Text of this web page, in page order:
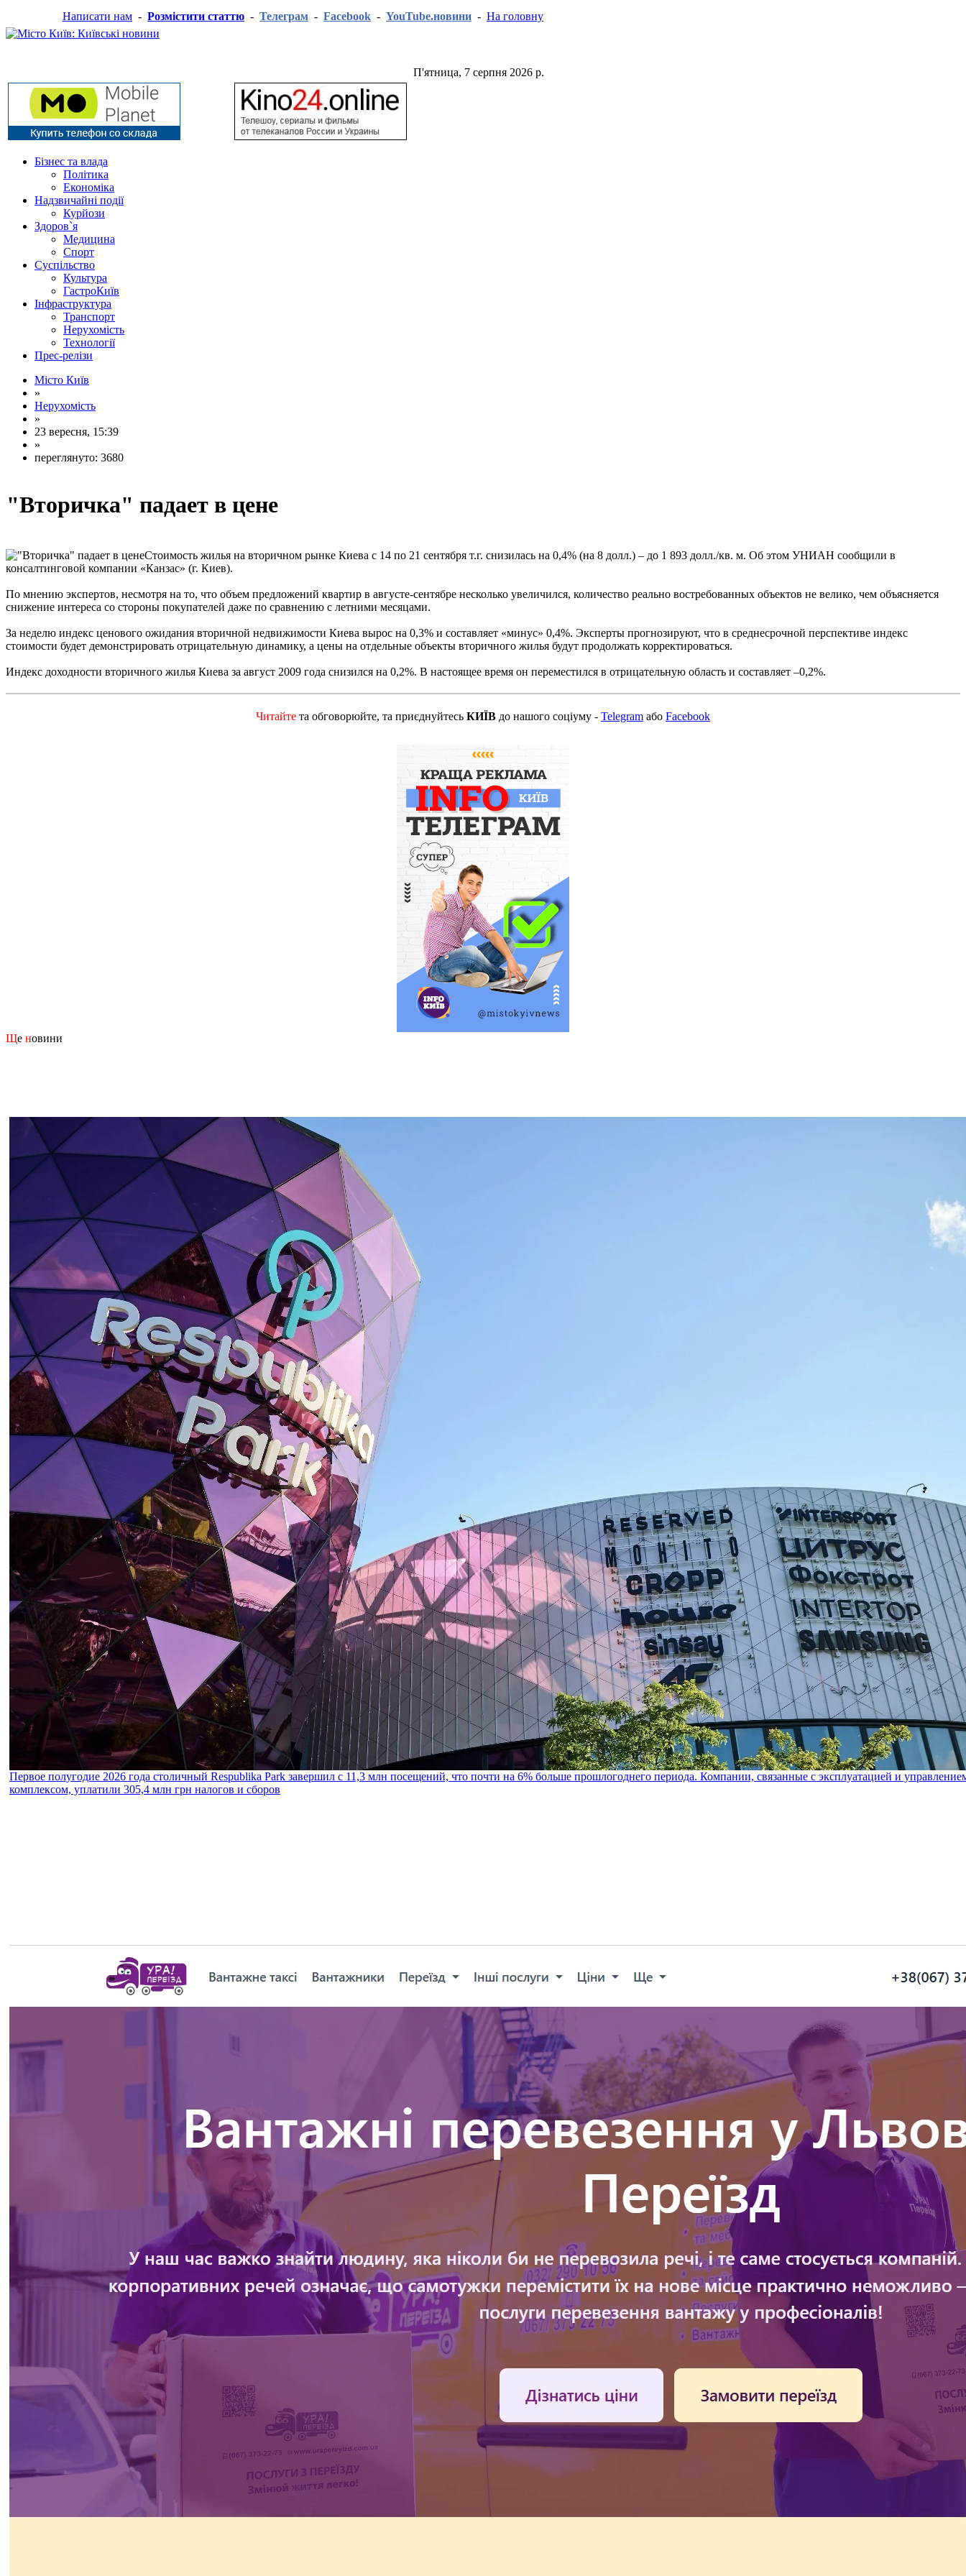
Написати нам - Розмістити статтю - Телеграм - Facebook - YouTube.новини - На головну
П'ятница, 7 серпня 2026 р.
Бізнес та влада
Політика
Економіка
Надзвичайні події
Курйози
Здоров`я
Медицина
Спорт
Суспільство
Культура
ГастроКиїв
Інфраструктура
Транспорт
Нерухомість
Технології
Прес-релізи
Місто Київ
»
Нерухомість
»
23 вересня, 15:39
»
переглянуто: 3680
"Вторичка" падает в цене
Стоимость жилья на вторичном рынке Киева с 14 по 21 сентября т.г. снизилась на 0,4% (на 8 долл.) – до 1 893 долл./кв. м. Об этом УНИАН сообщили в
консалтинговой компании «Канзас» (г. Киев).
По мнению экспертов, несмотря на то, что объем предложений квартир в августе-сентябре несколько увеличился, количество реально востребованных объектов не велико, чем объясняется
снижение интереса со стороны покупателей даже по сравнению с летними месяцами.
За неделю индекс ценового ожидания вторичной недвижимости Киева вырос на 0,3% и составляет «минус» 0,4%. Эксперты прогнозируют, что в среднесрочной перспективе индекс
стоимости будет демонстрировать отрицательную динамику, а цены на отдельные объекты вторичного жилья будут продолжать корректироваться.
Индекс доходности вторичного жилья Киева за август 2009 года снизился на 0,2%. В настоящее время он переместился в отрицательную область и составляет –0,2%.
Читайте та обговорюйте, та приєднуйтесь КИЇВ до нашого соціуму - Telegram або Facebook
Ще новини
Первое полугодие 2026 года столичный Respublika Park завершил с 11,3 млн посещений, что почти на 6% больше прошлогоднего периода. Компании, связанные с эксплуатацией и
комплексом, уплатили 305,4 млн грн налогов и сборов